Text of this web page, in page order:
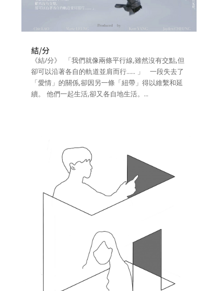
結/分
《結/分》 「我們就像兩條平行線,雖然沒有交點,但
卻可以沿著各自的軌道並肩而行...... 」 一段失去了
「愛情」的關係,卻因另一條「紐帶」得以維繫和延
續。 他們一起生活,卻又各自地生活。...